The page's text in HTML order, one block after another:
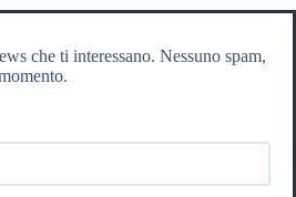
che ti interessano. Nessuno spam,